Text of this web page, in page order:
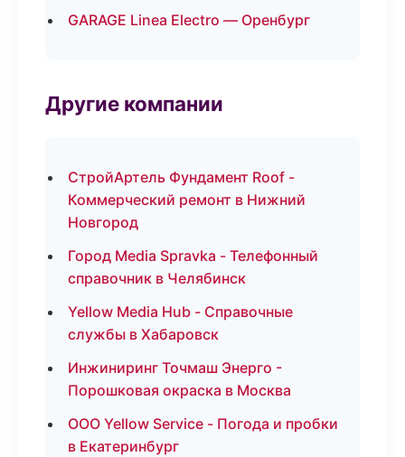
GARAGE Linea Electro — Оренбург
Другие компании
СтройАртель Фундамент Roof -
Коммерческий ремонт в Нижний
Новгород
Город Media Spravka - Телефонный
справочник в Челябинск
Yellow Media Hub - Справочные
службы в Хабаровск
Инжиниринг Точмаш Энерго -
Порошковая окраска в Москва
ООО Yellow Service - Погода и пробки
в Екатеринбург